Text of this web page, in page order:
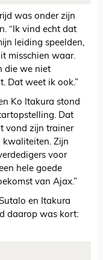
was onder zijn
“Ik vind echt dat
leiding speelden,
misschien waar.
die we niet
Dat weet ik ook.”
Ko Itakura stond
Dat
vond zijn trainer
kwaliteiten. Zijn
voor
hele goede
van Ajax.”
en Itakura
daarop was kort: